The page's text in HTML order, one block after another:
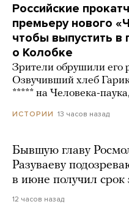
Российские
премьеру нового
чтобы выпустить в
о Колобке
Зрители обрушили его
Озвучивший хлеб
***** на Человека-
ИСТОРИИ 13 часов назад
Бывшую главу
Разуваеву
в июне получил
12 часов назад